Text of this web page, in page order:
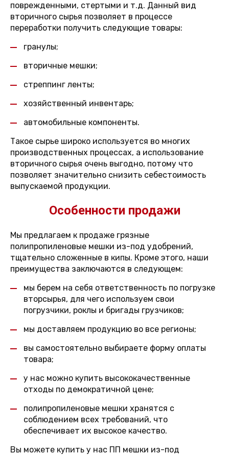
поврежденными, стертыми и т.д. Данный вид
вторичного сырья позволяет в процессе
переработки получить следующие товары:
гранулы;
вторичные мешки;
стреппинг ленты;
хозяйственный инвентарь;
автомобильные компоненты.
Такое сырье широко используется во многих
производственных процессах, а использование
вторичного сырья очень выгодно, потому что
позволяет значительно снизить себестоимость
выпускаемой продукции.
Особенности продажи
Мы предлагаем к продаже грязные
полипропиленовые мешки из-под удобрений,
тщательно сложенные в кипы. Кроме этого, наши
преимущества заключаются в следующем:
мы берем на себя ответственность по погрузке
вторсырья, для чего используем свои
погрузчики, роклы и бригады грузчиков;
мы доставляем продукцию во все регионы;
вы самостоятельно выбираете форму оплаты
товара;
у нас можно купить высококачественные
отходы по демократичной цене;
полипропиленовые мешки хранятся с
соблюдением всех требований, что
обеспечивает их высокое качество.
Вы можете купить у нас ПП мешки из-под